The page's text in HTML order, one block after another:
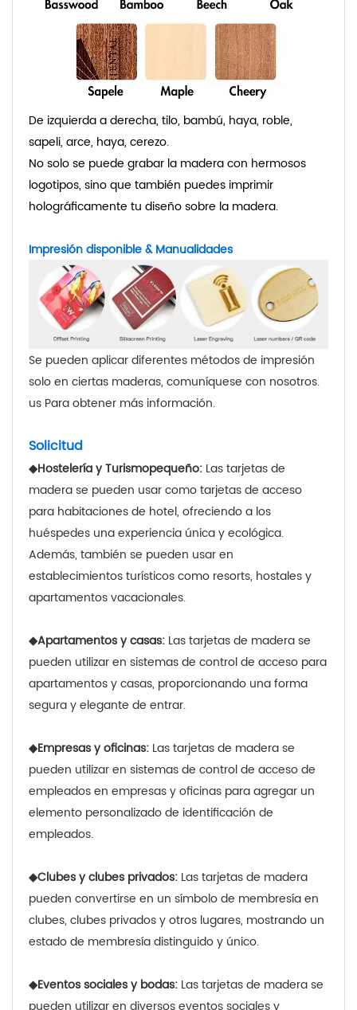
De izquierda a derecha, tilo, bambú, haya, roble,
sapeli, arce, haya, cerezo.
No solo se puede grabar la madera con hermosos
logotipos, sino que también puedes imprimir
holográficamente tu diseño sobre la madera.
Impresión disponible& Manualidades
Se pueden aplicar diferentes métodos de impresión
solo en ciertas maderas, comuníquese con nosotros.
us Para obtener más información.
Solicitud
◆Hostelería y Turismopequeño: Las tarjetas de
madera se pueden usar como tarjetas de acceso
para habitaciones de hotel, ofreciendo a los
huéspedes una experiencia única y ecológica.
Además, también se pueden usar en
establecimientos turísticos como resorts, hostales y
apartamentos vacacionales.
◆Apartamentos y casas: Las tarjetas de madera se
pueden utilizar en sistemas de control de acceso para
apartamentos y casas, proporcionando una forma
segura y elegante de entrar.
◆Empresas y oficinas: Las tarjetas de madera se
pueden utilizar en sistemas de control de acceso de
empleados en empresas y oficinas para agregar un
elemento personalizado de identificación de
empleados.
◆Clubes y clubes privados: Las tarjetas de madera
pueden convertirse en un símbolo de membresía en
clubes, clubes privados y otros lugares, mostrando un
estado de membresía distinguido y único.
◆Eventos sociales y bodas: Las tarjetas de madera se